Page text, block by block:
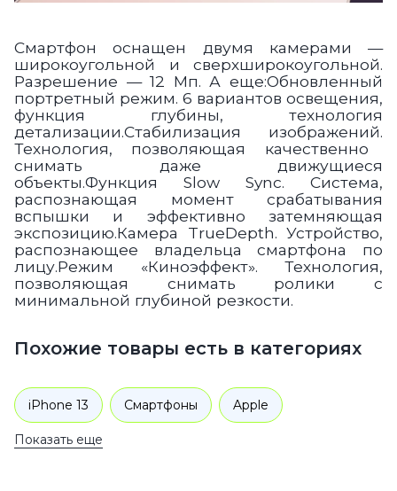
Смартфон оснащен двумя камерами —
широкоугольной и сверхширокоугольной.
Разрешение — 12 Мп. А еще:Обновленный
портретный режим. 6 вариантов освещения,
функция глубины, технология
детализации.Стабилизация изображений.
Технология, позволяющая качественно
снимать даже движущиеся
объекты.Функция Slow Sync. Система,
распознающая момент срабатывания
вспышки и эффективно затемняющая
экспозицию.Камера TrueDepth. Устройство,
распознающее владельца смартфона по
лицу.Режим «Киноэффект». Технология,
позволяющая снимать ролики с
минимальной глубиной резкости.
Похожие товары есть в категориях
iPhone 13 Смартфоны Apple
iPhone 13
Показать еще